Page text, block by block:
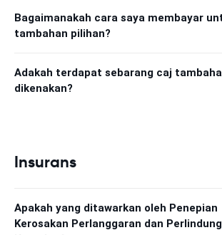
Bagaimanakah cara saya membayar
tambahan pilihan?
Adakah terdapat sebarang caj
dikenakan?
Insurans
Apakah yang ditawarkan oleh Penepian
Kerosakan Perlanggaran dan